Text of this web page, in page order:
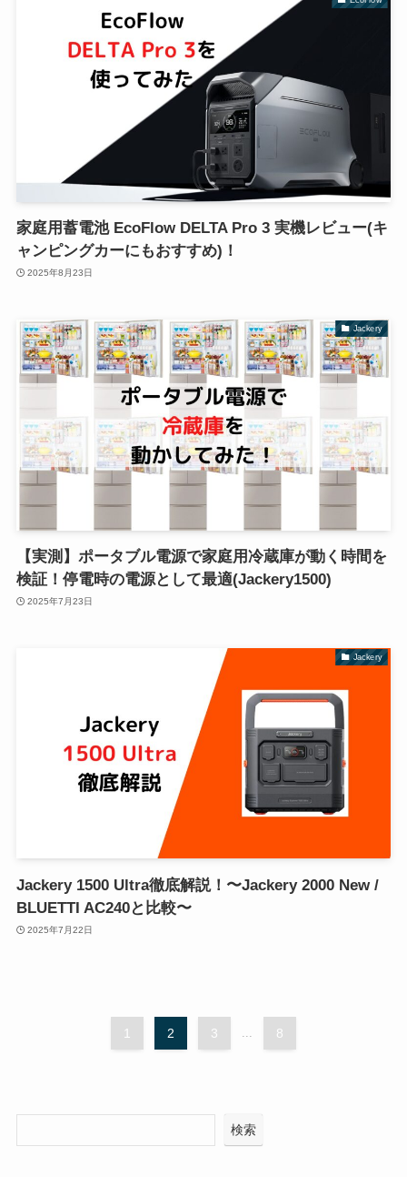
家庭用蓄電池 EcoFlow DELTA Pro 3 実機レビュー(キ
ャンピングカーにもおすすめ)！
2025年8月23日
Jackery
【実測】ポータブル電源で家庭用冷蔵庫が動く時間を
検証！停電時の電源として最適(Jackery1500)
2025年7月23日
Jackery
Jackery 1500 Ultra徹底解説！〜Jackery 2000 New /
BLUETTI AC240と比較〜
2025年7月22日
1 2 3 ... 8
検索